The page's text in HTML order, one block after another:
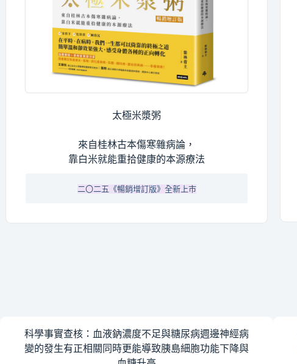
太極米漿粥
來自桂林古本傷寒雜病論，
靠白米就能重拾健康的本源療法
二〇二五《暢銷增訂版》全新上市
科學事實查核：血液鈉濃度不足與糖尿病週邊神經病
變的發生有正相關同時更能導致胰島細胞功能下降與